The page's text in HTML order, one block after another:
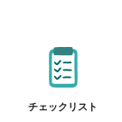
チェックリスト